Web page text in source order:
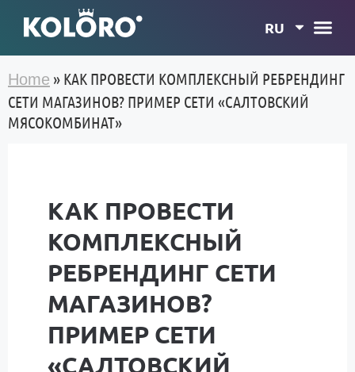
RU
Home » КАК ПРОВЕСТИ КОМПЛЕКСНЫЙ РЕБРЕНДИНГ
СЕТИ МАГАЗИНОВ? ПРИМЕР СЕТИ «САЛТОВСКИЙ
МЯСОКОМБИНАТ»
КАК ПРОВЕСТИ
КОМПЛЕКСНЫЙ
РЕБРЕНДИНГ СЕТИ
МАГАЗИНОВ?
ПРИМЕР СЕТИ
«САЛТОВСКИЙ